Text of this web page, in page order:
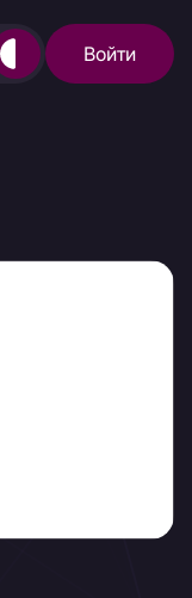
Войти